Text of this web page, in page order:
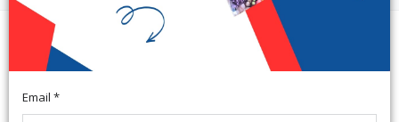
Progettare il recupero. Strumenti
e tecniche per riqualificare la città
Email *